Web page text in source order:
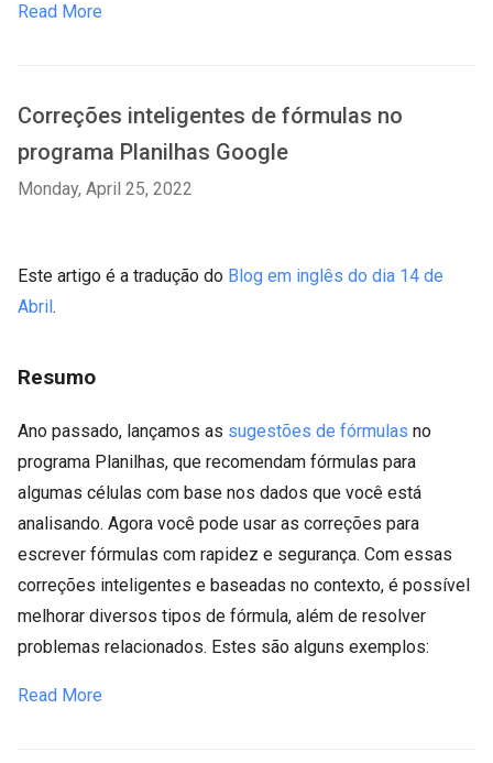
Read More
Correções inteligentes de fórmulas no
programa Planilhas Google
Monday, April 25, 2022
Este artigo é a tradução do Blog em inglês do dia 14 de
Abril.
Resumo
Ano passado, lançamos as sugestões de fórmulas no
programa Planilhas, que recomendam fórmulas para
algumas células com base nos dados que você está
analisando. Agora você pode usar as correções para
escrever fórmulas com rapidez e segurança. Com essas
correções inteligentes e baseadas no contexto, é possível
melhorar diversos tipos de fórmula, além de resolver
problemas relacionados. Estes são alguns exemplos:
Read More